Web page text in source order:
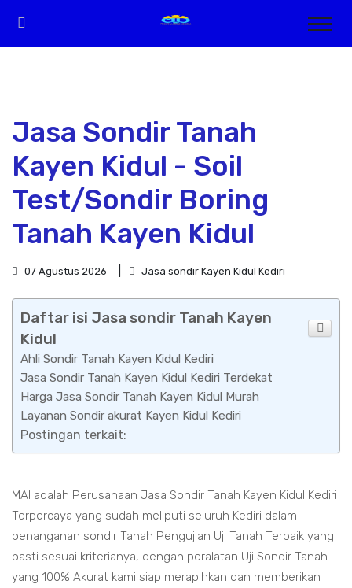
Jasa Sondir Tanah
Kayen Kidul - Soil
Test/Sondir Boring
Tanah Kayen Kidul
07 Agustus 2026 Jasa sondir Kayen Kidul Kediri
Daftar isi Jasa sondir Tanah Kayen
Kidul
Ahli Sondir Tanah Kayen Kidul Kediri
Jasa Sondir Tanah Kayen Kidul Kediri Terdekat
Harga Jasa Sondir Tanah Kayen Kidul Murah
Layanan Sondir akurat Kayen Kidul Kediri
Postingan terkait:
MAI adalah Perusahaan Jasa Sondir Tanah Kayen Kidul Kediri
Terpercaya yang sudah meliputi seluruh Kediri dalam
penanganan sondir Tanah Pengujian Uji Tanah Terbaik yang
pasti sesuai kriterianya, dengan peralatan Uji Sondir Tanah
yang 100% Akurat kami siap merapihkan dan memberikan